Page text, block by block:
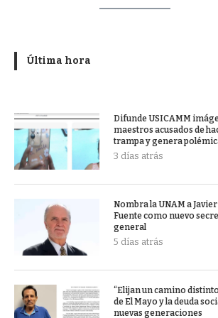
Última hora
Difunde USICAMM
maestros acusados de
trampa y genera
3 días atrás
Nombra la UNAM a Javier
Fuente como nuevo
general
5 días atrás
“Elijan un camino
de El Mayo y la deuda
nuevas generaciones